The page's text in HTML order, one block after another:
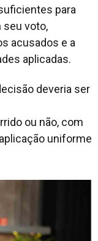
para
seu voto,
acusados e a
aplicadas.
deveria ser
ou não, com
uniforme